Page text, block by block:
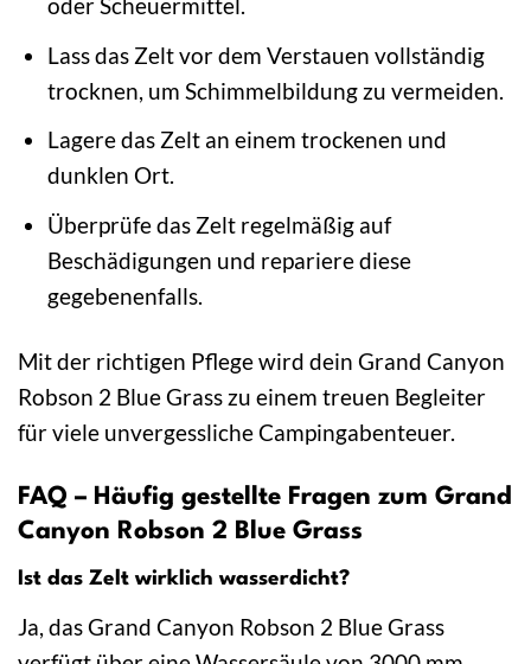
oder Scheuermittel.
Lass das Zelt vor dem Verstauen vollständig
trocknen, um Schimmelbildung zu vermeiden.
Lagere das Zelt an einem trockenen und
dunklen Ort.
Überprüfe das Zelt regelmäßig auf
Beschädigungen und repariere diese
gegebenenfalls.
Mit der richtigen Pflege wird dein Grand Canyon
Robson 2 Blue Grass zu einem treuen Begleiter
für viele unvergessliche Campingabenteuer.
FAQ – Häufig gestellte Fragen zum Grand
Canyon Robson 2 Blue Grass
Ist das Zelt wirklich wasserdicht?
Ja, das Grand Canyon Robson 2 Blue Grass